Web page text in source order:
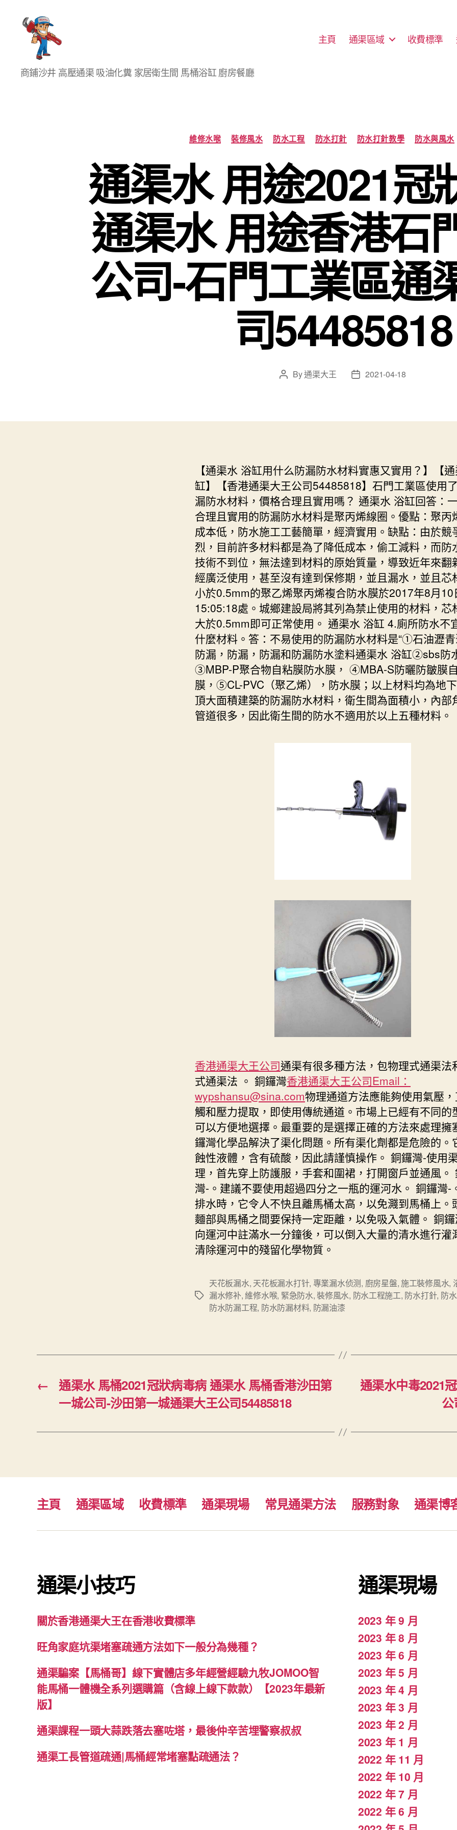
香
港
商鋪沙井 高壓通渠 吸油化糞 家居衛生間 馬桶浴缸 廚房餐廳
主頁 通渠區域 收費標準
Categories
維修水喉 裝修風水 防水工程 防水打針 防水打針教學 防水與風水
通渠水 用途2021冠
通渠水 用途香港石
公司-石門工業區通
司54485818
PostBy通渠大王
Post2021-04-18
【通渠水 浴缸用什么防漏防水材料實惠又實用？】【
缸】【香港通渠大王公司54485818】石門工業區使用
漏防水材料，價格合理且實用嗎？ 通渠水 浴缸回答：
合理且實用的防漏防水材料是聚丙烯線圈。優點：聚丙
成本低，防水施工工藝簡單，經濟實用。缺點：由於競
烈，目前許多材料都是為了降低成本，偷工減料，而防
技術不到位，無法達到材料的原始質量，導致近年來翻
經廣泛使用，甚至沒有達到保修期，並且漏水，並且芯
小於0.5mm的聚乙烯聚丙烯複合防水膜於2017年8月10
15:05:18處。城鄉建設局將其列為禁止使用的材料，芯
大於0.5mm即可正常使用。 通渠水 浴缸 4.廁所防水不
什麼材料。答：不易使用的防漏防水材料是“①石油瀝
防漏，防漏，防漏和防漏防水塗料通渠水 浴缸②sbs防
③MBP-P聚合物自粘膜防水膜， ④MBA-S防曬防皺膜
膜，⑤CL-PVC（聚乙烯），防水膜；以上材料均為地
頂大面積建築的防漏防水材料，衛生間為面積小，內部
管道很多，因此衛生間的防水不適用於以上五種材料。
香港通渠大王公司通渠有很多種方法，包物理式通渠法
式通渠法 。 銅鑼灣香港通渠大王公司Email：
wypshansu@sina.com物理通道方法應能夠使用氣壓
觸和壓力提取，即使用傳統通道。市場上已經有不同的
可以方便地選擇。最重要的是選擇正確的方法來處理擁
鑼灣化學品解決了渠化問題。所有渠化劑都是危險的。
蝕性液體，含有硫酸，因此請謹慎操作。 銅鑼灣-使用
理，首先穿上防護服，手套和圍裙，打開窗戶並通風。
灣-。建議不要使用超過四分之一瓶的運河水。 銅鑼灣-
排水時，它令人不快且離馬桶太高，以免濺到馬桶上。
麵部與馬桶之間要保持一定距離，以免吸入氣體。 銅
向運河中註滿水一分鐘後，可以倒入大量的清水進行灌
清除運河中的殘留化學物質。
Tags
天花板漏水, 天花板漏水打针, 專業漏水侦测, 廚房星盤,施工裝修風水,
漏水修补,維修水喉, 緊急防水,裝修風水, 防水工程施工, 防水打針, 防
防水防漏工程, 防水防漏材料, 防漏油漆
←
通渠水 馬桶2021冠狀病毒病 通渠水 馬桶香港沙田第
一城公司-沙田第一城通渠大王公司54485818
通渠水中毒2021
主頁 通渠區域 收費標準 通渠現場 常見通渠方法 服務對象 通渠博
通渠小技巧
關於香港通渠大王在香港收費標準
旺角家庭坑渠堵塞疏通方法如下一般分為幾種？
通渠騙案【馬桶哥】線下實體店多年經營經驗九牧JOMOO智
能馬桶一體機全系列選購篇（含線上線下款款）【2023年最新
版】
通渠課程一頭大蒜跌落去塞咗塔，最後仲辛苦埋警察叔叔
通渠工長管道疏通|馬桶經常堵塞點疏通法？
通渠現場
2023 年 9 月
2023 年 8 月
2023 年 6 月
2023 年 5 月
2023 年 4 月
2023 年 3 月
2023 年 2 月
2023 年 1 月
2022 年 11 月
2022 年 10 月
2022 年 7 月
2022 年 6 月